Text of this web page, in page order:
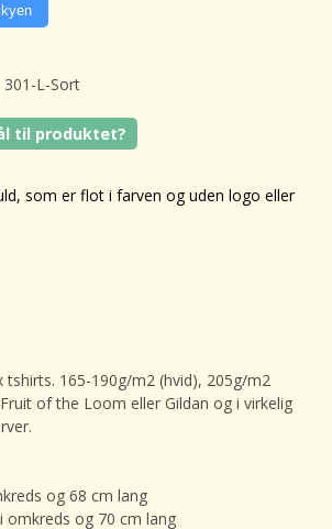
301-L-Sort
til produktet?
som er flot i farven og uden logo eller
tshirts. 165-190g/m2 (hvid), 205g/m2
of the Loom eller Gildan og i virkelig
og 68 cm lang
omkreds og 70 cm lang